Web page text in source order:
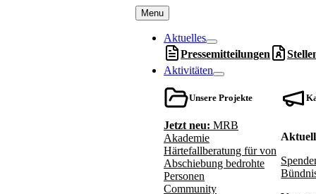
Menu
Aktuelles
Pressemitteilungen
Aktivitäten
Unsere Projekte
Jetzt neu: MRB
Akademie
Härtefallberatung für von
Abschiebung bedrohte
Personen
Community